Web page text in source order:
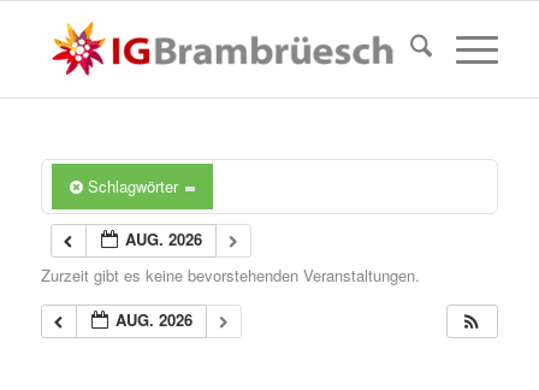
Schlagwörter
AUG. 2026
Zurzeit gibt es keine bevorstehenden Veranstaltungen.
AUG. 2026